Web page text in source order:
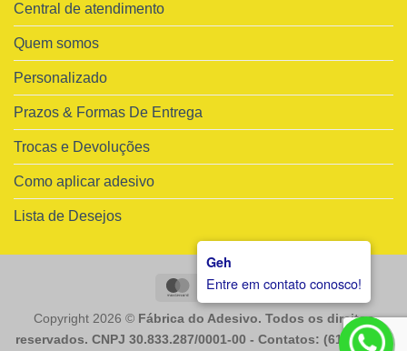
Geh
Entre em contato conosco!
Central de atendimento
Quem somos
Personalizado
Prazos & Formas De Entrega
Trocas e Devoluções
Como aplicar adesivo
Lista de Desejos
MasterCardVisa
Copyright 2026 © Fábrica do Adesivo. Todos os direitos
reservados. CNPJ 30.833.287/0001-00 - Contatos: (61) 98225-